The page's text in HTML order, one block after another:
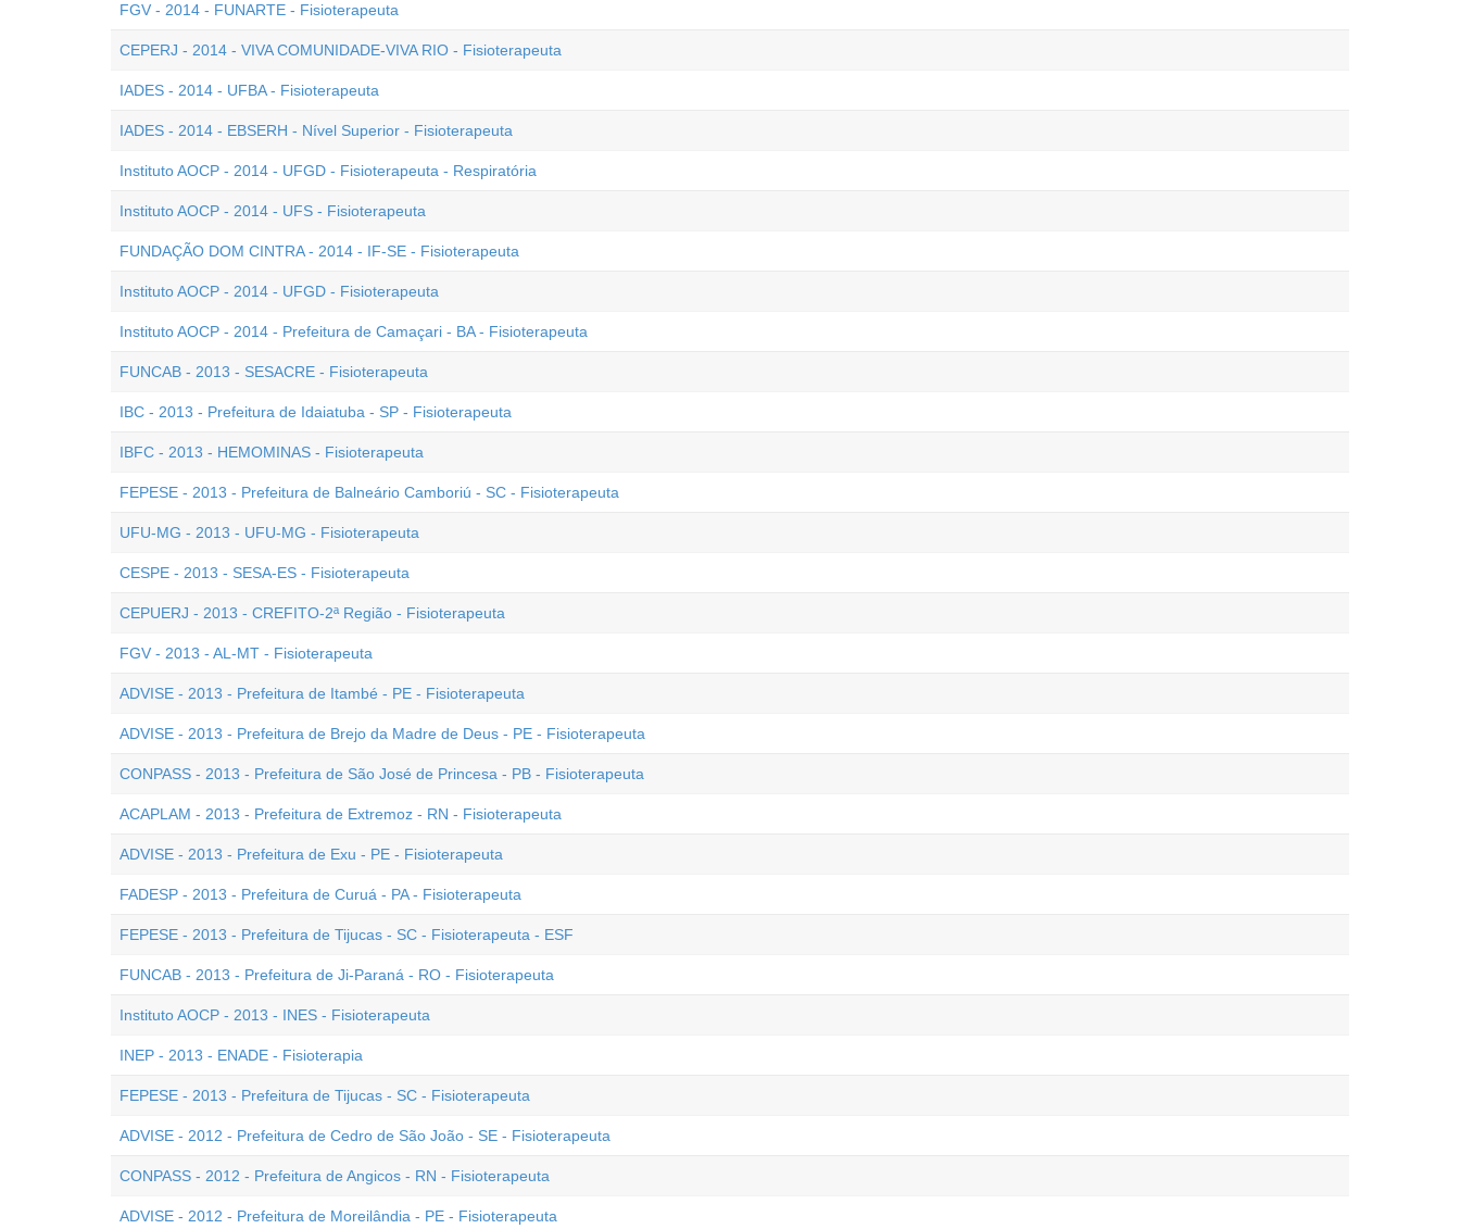
FGV - 2014 - FUNARTE - Fisioterapeuta
CEPERJ - 2014 - VIVA COMUNIDADE-VIVA RIO - Fisioterapeuta
IADES - 2014 - UFBA - Fisioterapeuta
IADES - 2014 - EBSERH - Nível Superior - Fisioterapeuta
Instituto AOCP - 2014 - UFGD - Fisioterapeuta - Respiratória
Instituto AOCP - 2014 - UFS - Fisioterapeuta
FUNDAÇÃO DOM CINTRA - 2014 - IF-SE - Fisioterapeuta
Instituto AOCP - 2014 - UFGD - Fisioterapeuta
Instituto AOCP - 2014 - Prefeitura de Camaçari - BA - Fisioterapeuta
FUNCAB - 2013 - SESACRE - Fisioterapeuta
IBC - 2013 - Prefeitura de Idaiatuba - SP - Fisioterapeuta
IBFC - 2013 - HEMOMINAS - Fisioterapeuta
FEPESE - 2013 - Prefeitura de Balneário Camboriú - SC - Fisioterapeuta
UFU-MG - 2013 - UFU-MG - Fisioterapeuta
CESPE - 2013 - SESA-ES - Fisioterapeuta
CEPUERJ - 2013 - CREFITO-2ª Região - Fisioterapeuta
FGV - 2013 - AL-MT - Fisioterapeuta
ADVISE - 2013 - Prefeitura de Itambé - PE - Fisioterapeuta
ADVISE - 2013 - Prefeitura de Brejo da Madre de Deus - PE - Fisioterapeuta
CONPASS - 2013 - Prefeitura de São José de Princesa - PB - Fisioterapeuta
ACAPLAM - 2013 - Prefeitura de Extremoz - RN - Fisioterapeuta
ADVISE - 2013 - Prefeitura de Exu - PE - Fisioterapeuta
FADESP - 2013 - Prefeitura de Curuá - PA - Fisioterapeuta
FEPESE - 2013 - Prefeitura de Tijucas - SC - Fisioterapeuta - ESF
FUNCAB - 2013 - Prefeitura de Ji-Paraná - RO - Fisioterapeuta
Instituto AOCP - 2013 - INES - Fisioterapeuta
INEP - 2013 - ENADE - Fisioterapia
FEPESE - 2013 - Prefeitura de Tijucas - SC - Fisioterapeuta
ADVISE - 2012 - Prefeitura de Cedro de São João - SE - Fisioterapeuta
CONPASS - 2012 - Prefeitura de Angicos - RN - Fisioterapeuta
ADVISE - 2012 - Prefeitura de Moreilândia - PE - Fisioterapeuta